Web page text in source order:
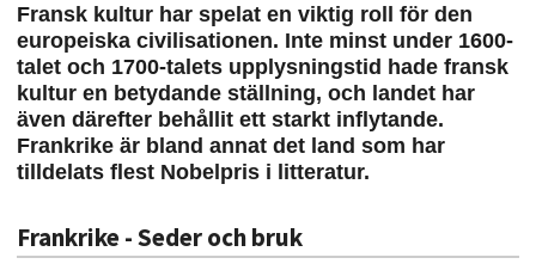
Fransk kultur har spelat en viktig roll för den
europeiska civilisationen. Inte minst under 1600-
talet och 1700-talets upplysningstid hade fransk
kultur en betydande ställning, och landet har
även därefter behållit ett starkt inflytande.
Frankrike är bland annat det land som har
tilldelats flest Nobelpris i litteratur.
Frankrike - Seder och bruk